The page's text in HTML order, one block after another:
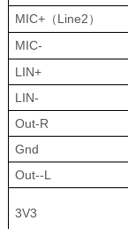
MIC+ （ Line2 ）
MIC-
LIN+
LIN-
Out-R
Gnd
Out--L
3V3